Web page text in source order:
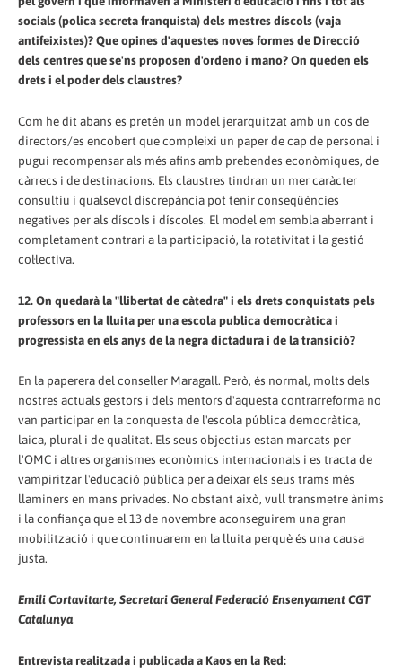
socials (polica secreta franquista) dels mestres díscols (vaja
antifeixistes)? Que opines d'aquestes noves formes de Direcció
dels centres que se'ns proposen d'ordeno i mano? On queden els
drets i el poder dels claustres?
Com he dit abans es pretén un model jerarquitzat amb un cos de
directors/es encobert que compleixi un paper de cap de personal i
pugui recompensar als més afins amb prebendes econòmiques, de
càrrecs i de destinacions. Els claustres tindran un mer caràcter
consultiu i qualsevol discrepància pot tenir conseqüències
negatives per als díscols i díscoles. El model em sembla aberrant i
completament contrari a la participació, la rotativitat i la gestió
col·lectiva.
12. On quedarà la "llibertat de càtedra" i els drets conquistats pels
professors en la lluita per una escola publica democràtica i
progressista en els anys de la negra dictadura i de la transició?
En la paperera del conseller Maragall. Però, és normal, molts dels
nostres actuals gestors i dels mentors d'aquesta contrarreforma no
van participar en la conquesta de l'escola pública democràtica,
laica, plural i de qualitat. Els seus objectius estan marcats per
l'OMC i altres organismes econòmics internacionals i es tracta de
vampiritzar l'educació pública per a deixar els seus trams més
llaminers en mans privades. No obstant això, vull transmetre ànims
i la confiança que el 13 de novembre aconseguirem una gran
mobilització i que continuarem en la lluita perquè és una causa
justa.
Emili Cortavitarte, Secretari General Federació Ensenyament CGT
Catalunya
Entrevista realitzada i publicada a Kaos en la Red: